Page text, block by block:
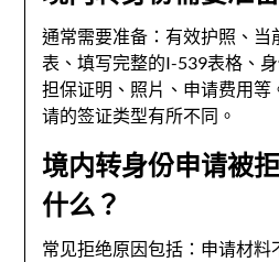
通常需要准备：有效护照、
表、填写完整的I-539表格、
担保证明、照片、申请费用等
请的签证类型有所不同。
境内转身份申请被
什么？
常见拒绝原因包括：申请材料